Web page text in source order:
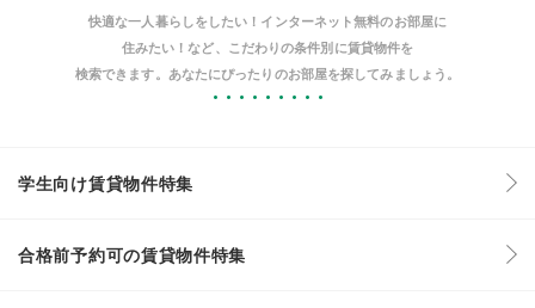
快適な一人暮らしをしたい！インターネット無料のお部屋に
住みたい！など、こだわりの条件別に賃貸物件を
検索できます。あなたにぴったりのお部屋を探してみましょう。
学生向け賃貸物件特集
合格前予約可の賃貸物件特集